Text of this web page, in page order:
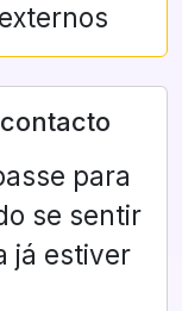
para
se sentir
já estiver